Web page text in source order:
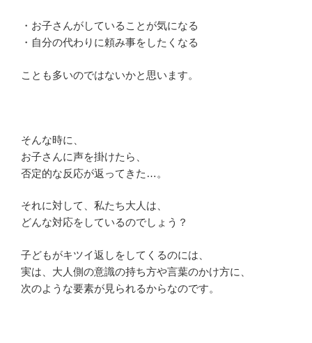
・お子さんがしていることが気になる
・自分の代わりに頼み事をしたくなる
ことも多いのではないかと思います。
そんな時に、
お子さんに声を掛けたら、
否定的な反応が返ってきた…。
それに対して、私たち大人は、
どんな対応をしているのでしょう？
子どもがキツイ返しをしてくるのには、
実は、大人側の意識の持ち方や言葉のかけ方に、
次のような要素が見られるからなのです。